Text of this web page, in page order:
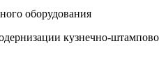
оборудования
кузнечно-